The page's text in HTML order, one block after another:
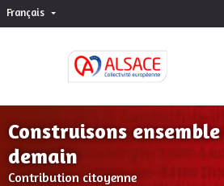
Français Choisir la langue
Construisons
demain
Contribution citoyenne